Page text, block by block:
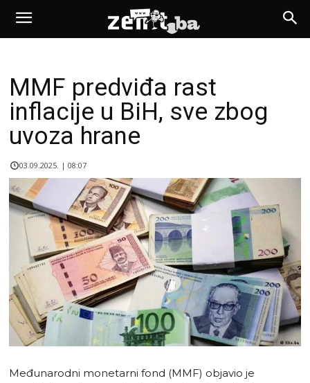
MMF predviđa rast
inflacije u BiH, sve zbog
uvoza hrane
03.09.2025. | 08:07
Međunarodni monetarni fond (MMF) objavio je